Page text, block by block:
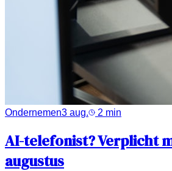
Ondernemen3 aug. 2 min
AI-telefonist? Verplicht
augustus